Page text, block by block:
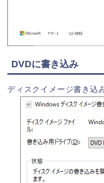
DVDに書き込み
ディスクイメージ書き込